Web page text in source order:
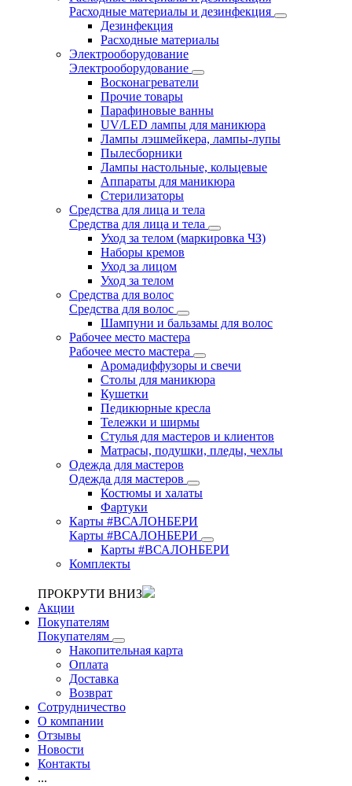
Расходные материалы и дезинфекция
Дезинфекция
Расходные материалы
Электрооборудование
Электрооборудование
Восконагреватели
Прочие товары
Парафиновые ванны
UV/LED лампы для маникюра
Лампы лэшмейкера, лампы-лупы
Пылесборники
Лампы настольные, кольцевые
Аппараты для маникюра
Стерилизаторы
Средства для лица и тела
Средства для лица и тела
Уход за телом (маркировка ЧЗ)
Наборы кремов
Уход за лицом
Уход за телом
Средства для волос
Средства для волос
Шампуни и бальзамы для волос
Рабочее место мастера
Рабочее место мастера
Аромадиффузоры и свечи
Столы для маникюра
Кушетки
Педикюрные кресла
Тележки и ширмы
Стулья для мастеров и клиентов
Матрасы, подушки, пледы, чехлы
Одежда для мастеров
Одежда для мастеров
Костюмы и халаты
Фартуки
Карты #ВСАЛОНБЕРИ
Карты #ВСАЛОНБЕРИ
Карты #ВСАЛОНБЕРИ
Комплекты
ПРОКРУТИ ВНИЗ
Акции
Покупателям
Покупателям
Накопительная карта
Оплата
Доставка
Возврат
Сотрудничество
О компании
Отзывы
Новости
Контакты
...